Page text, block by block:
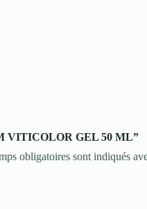
VITICOLOR GEL 50 ML”
obligatoires sont indiqués